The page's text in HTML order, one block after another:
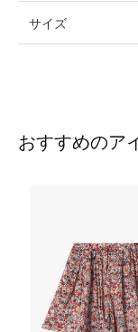
サイズ
おすすめのア